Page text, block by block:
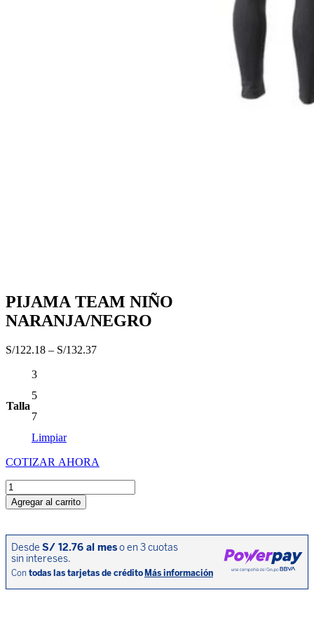
PIJAMA TEAM NIÑO
NARANJA/NEGRO
S/122.18 – S/132.37
Talla
3
5
7
Limpiar
COTIZAR AHORA
PIJAMA
TEAM
NIÑO
cantidad
Agregar al carrito